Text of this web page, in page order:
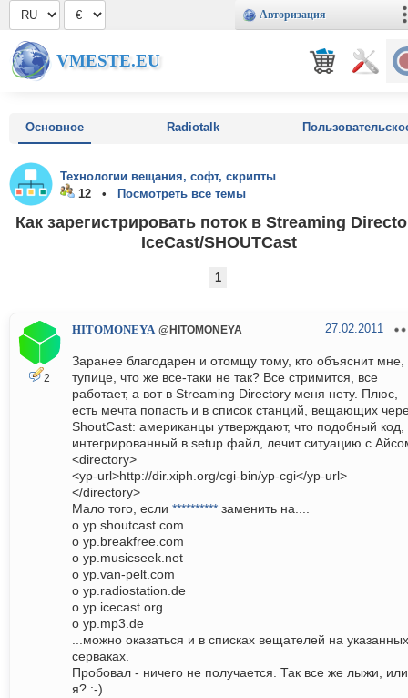
Авторизация
VMESTE.EU
Основное Radiotalk
Технологии вещания, софт, скрипты
12 •
Посмотреть все темы
Как зарегистрировать поток в Streaming
IceCast/SHOUTCast
1
2
HITOMONEYA @HITOMONEYA 27.02.2011
Заранее благодарен и отомщу тому, кто объяснит мне,
тупице, что же все-таки не так? Все стримится, все
работает, а вот в Streaming Directory меня нету. Плюс,
есть мечта попасть и в список станций, вещающих
ShoutCast: американцы утверждают, что подобный код,
интегрированный в setup файл, лечит ситуацию с
<directory>
<yp-url>http://dir.xiph.org/cgi-bin/yp-cgi</yp-url>
</directory>
Мало того, если ********** заменить на....
o yp.shoutcast.com
o yp.breakfree.com
o yp.musicseek.net
o yp.van-pelt.com
o yp.radiostation.de
o yp.icecast.org
o yp.mp3.de
...можно оказаться и в списках вещателей на указанных
серваках.
Пробовал - ничего не получается. Так все же лыжи, или
я? :-)